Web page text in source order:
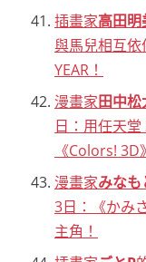
插畫家高田明
與馬兒相互依
YEAR！
漫畫家田中松
日：用任天堂
《Colors! 3D
漫畫家みなも
3日：《かみ
主角！